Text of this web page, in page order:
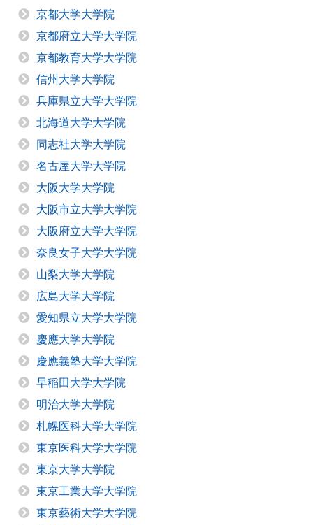
京都大学大学院
京都府立大学大学院
京都教育大学大学院
信州大学大学院
兵庫県立大学大学院
北海道大学大学院
同志社大学大学院
名古屋大学大学院
大阪大学大学院
大阪市立大学大学院
大阪府立大学大学院
奈良女子大学大学院
山梨大学大学院
広島大学大学院
愛知県立大学大学院
慶應大学大学院
慶應義塾大学大学院
早稲田大学大学院
明治大学大学院
札幌医科大学大学院
東京医科大学大学院
東京大学大学院
東京工業大学大学院
東京藝術大学大学院